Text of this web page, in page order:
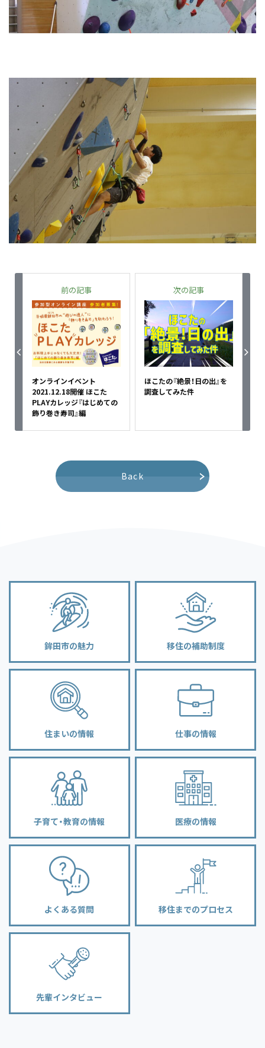
前の記事
オンラインイベント
2021.12.18開催 ほこた
PLAYカレッジ『はじめての
飾り巻き寿司』編
次の記事
ほこたの『絶景！日の出』を
調査してみた件
Back
鉾田市の魅力 移住の補助制度
住まいの情報 仕事の情報
子育て・教育の情報 医療の情報
よくある質問 移住までのプロセス
先輩インタビュー